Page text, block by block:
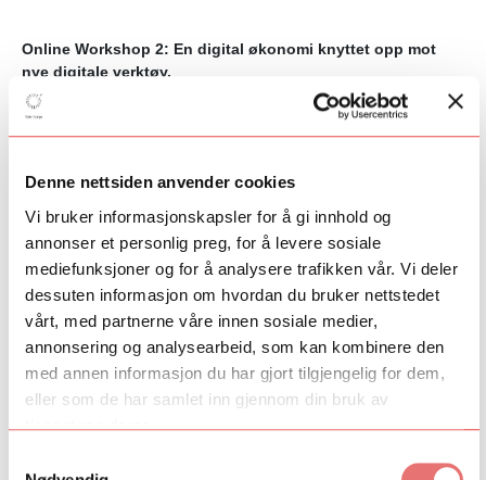
Denne nettsiden anvender cookies
Vi bruker informasjonskapsler for å gi innhold og
annonser et personlig preg, for å levere sosiale
mediefunksjoner og for å analysere trafikken vår. Vi deler
dessuten informasjon om hvordan du bruker nettstedet
vårt, med partnerne våre innen sosiale medier,
annonsering og analysearbeid, som kan kombinere den
med annen informasjon du har gjort tilgjengelig for dem,
eller som de har samlet inn gjennom din bruk av
tjenestene deres.
Online Workshop 2: En digital økonomi knyttet opp mot
nye digitale verktøy.
Spillplattformer blir mer og mer avanserte og hva man kan
bruke de til øker drastisk.
Behovet for en digital økonomi som kan bli knyttet tett opp mot
prosjek-tene som blir skapt i spillverdener og online øker. Denne
utviklingen har også endret seg raskt med COVID-19s
begrensninger på kunstneriske praksiser. Hvordan kan man
skape online samarbeidsmodeller som er interessante for
utøvende musikere og kunstnere? Lars Holdhus kommer til å
presentere forskjellige løsninger og muligheter innenfor en
digital økonomi og digitale verktøy.
Workshop lengde: 3 timer med mulighet for de som vil å